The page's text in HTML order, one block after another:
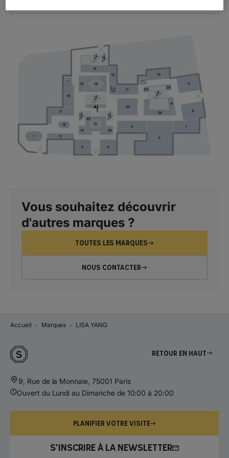
Vous souhaitez découvrir
d'autres marques ?
TOUTES LES MARQUES
NOUS CONTACTER
Accueil Marques LISA YANG
Retour en haut
9, Rue de la Monnaie, 75001 Paris
Ouvert du Lundi au Dimanche de 10:00 à 20:00
PLANIFIER VOTRE VISITE
S'INSCRIRE À LA NEWSLETTER